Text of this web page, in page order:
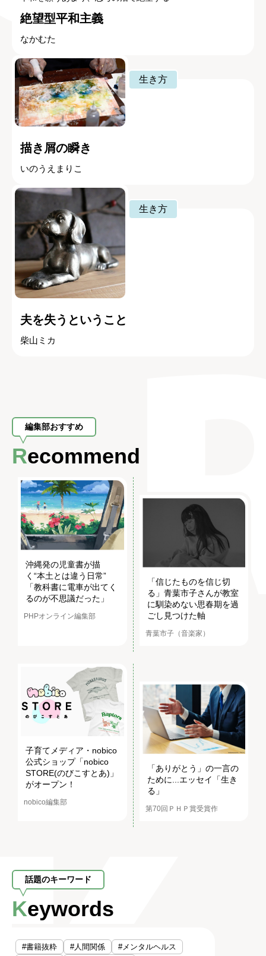
絶望型平和主義
なかむた
生き方
描き屑の瞬き
いのうえまりこ
生き方
夫を失うということ
柴山ミカ
編集部おすすめ
Recommend
沖縄発の児童書が描
く“本土とは違う日常”
「教科書に電車が出てく
るのが不思議だった」
PHPオンライン編集部
「信じたものを信じ切
る」青葉市子さんが教室
に馴染めない思春期を過
ごし見つけた軸
青葉市子（音楽家）
子育てメディア・nobico
公式ショップ「nobico
STORE(のびこすとあ)」
がオープン！
nobico編集部
「ありがとう」の一言の
ために...エッセイ「生き
る」
第70回ＰＨＰ賞受賞作
話題のキーワード
Keywords
#書籍抜粋 #人間関係
#メンタルヘルス